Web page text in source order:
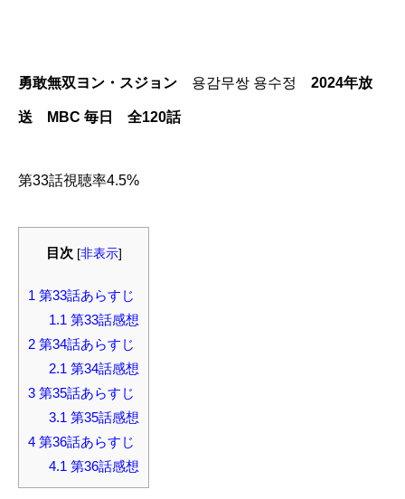
勇敢無双ヨン・スジョン 용감무쌍 용수정 2024年放
送 MBC 毎日 全120話
第33話視聴率4.5%
目次 [非表示]
1 第33話あらすじ
1.1 第33話感想
2 第34話あらすじ
2.1 第34話感想
3 第35話あらすじ
3.1 第35話感想
4 第36話あらすじ
4.1 第36話感想